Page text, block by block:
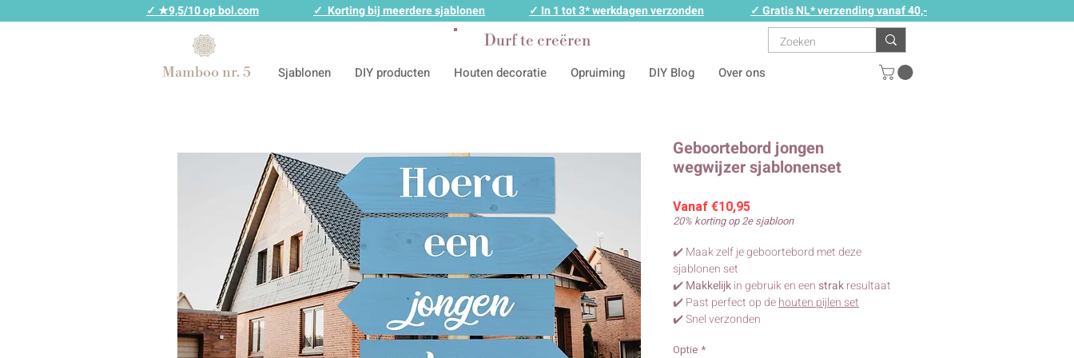
✓ ★9,5/10 op bol.com ✓ Korting bij meerdere sjablonen ✓ In 1 tot 3* werkdagen verzonden ✓ Gratis NL* verzending vanaf 40,-
Mamboo nr. 5
Durf te creëren
Sjablonen DIY producten Houten decoratie Opruiming DIY Blog Over ons
Geboortebord jongen
wegwijzer sjablonenset
Vanaf€10,95Verkoopprijs
20% korting op 2e sjabloon
✔️ Maak zelf je geboortebord met deze
sjablonen set
✔️Makkelijkin gebruik en eenstrakresultaat
✔️ Past perfect op dehouten pijlen set
✔️ Snel verzonden
Optie *